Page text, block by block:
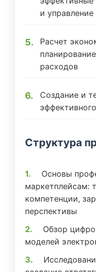
и
Расчет
расходов
Создание и
Структура
Основы
маркетплейсам:
компетенции,
перспективы
Обзор
моделей